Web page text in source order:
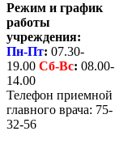
Режим и график
работы
учреждения:
Пн-Пт: 07.30-
19.00 Сб-Вс: 08.00-
14.00
Телефон приемной
главного врача: 75-
32-56